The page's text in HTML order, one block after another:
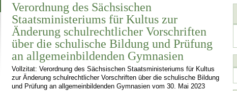
Verordnung des Sächsischen
Staatsministeriums für Kultus zur
Änderung schulrechtlicher Vorschriften
über die schulische Bildung und Prüfung
an allgemeinbildenden Gymnasien
Vollzitat: Verordnung des Sächsischen Staatsministeriums für Kultus
zur Änderung schulrechtlicher Vorschriften über die schulische Bildung
und Prüfung an allgemeinbildenden Gymnasien vom 30. Mai 2023